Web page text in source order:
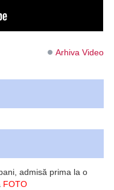
Arhiva Video
admisă prima la o
FOTO